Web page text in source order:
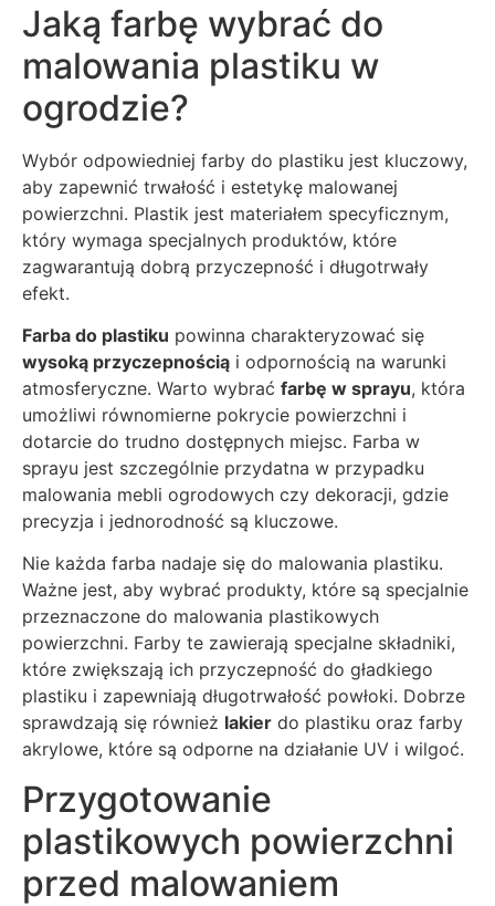
Jaką farbę wybrać do
malowania plastiku w
ogrodzie?
Wybór odpowiedniej farby do plastiku jest kluczowy,
aby zapewnić trwałość i estetykę malowanej
powierzchni. Plastik jest materiałem specyficznym,
który wymaga specjalnych produktów, które
zagwarantują dobrą przyczepność i długotrwały
efekt.
Farba do plastiku powinna charakteryzować się
wysoką przyczepnością i odpornością na warunki
atmosferyczne. Warto wybrać farbę w sprayu, która
umożliwi równomierne pokrycie powierzchni i
dotarcie do trudno dostępnych miejsc. Farba w
sprayu jest szczególnie przydatna w przypadku
malowania mebli ogrodowych czy dekoracji, gdzie
precyzja i jednorodność są kluczowe.
Nie każda farba nadaje się do malowania plastiku.
Ważne jest, aby wybrać produkty, które są specjalnie
przeznaczone do malowania plastikowych
powierzchni. Farby te zawierają specjalne składniki,
które zwiększają ich przyczepność do gładkiego
plastiku i zapewniają długotrwałość powłoki. Dobrze
sprawdzają się również lakier do plastiku oraz farby
akrylowe, które są odporne na działanie UV i wilgoć.
Przygotowanie
plastikowych powierzchni
przed malowaniem